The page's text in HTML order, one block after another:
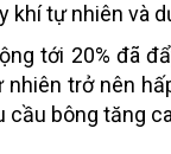
tự nhiên và
tới 20% đã
trở nên
cầu bông tăng